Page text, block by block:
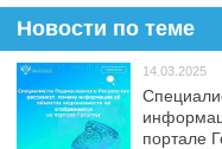
Новости по теме
14.03.2025
портале